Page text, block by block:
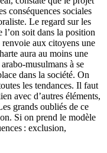
conséquences sociales
Le regard sur les
l’on soit dans la position
aux citoyens une
aura au moins une
musulmans à se
dans la société. On
les tendances. Il faut
avec d’autres éléments,
grands oubliés de ce
Si on prend le modèle
: exclusion,